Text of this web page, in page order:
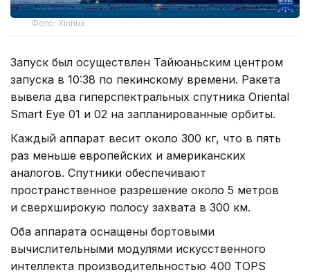
Фото: Xinhua
Запуск был осуществлен Тайюаньским центром
запуска в 10:38 по пекинскому времени. Ракета
вывела два гиперспектральных спутника Oriental
Smart Eye 01 и 02 на запланированные орбиты.
Каждый аппарат весит около 300 кг, что в пять
раз меньше европейских и американских
аналогов. Спутники обеспечивают
пространственное разрешение около 5 метров
и сверхширокую полосу захвата в 300 км.
Оба аппарата оснащены бортовыми
вычислительными модулями искусственного
интеллекта производительностью 400 TOPS